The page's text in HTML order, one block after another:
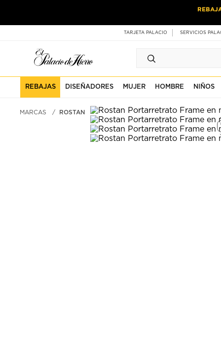
TARJETA PALACIO SERVICIOS
REBAJAS DISEÑADORES MUJER HOMBRE NIÑOS
MARCAS
ROSTAN